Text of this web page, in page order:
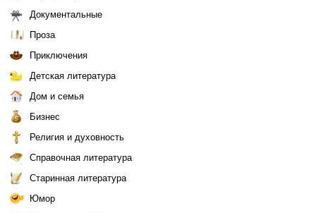
Документальные
Проза
Приключения
Детская литература
Дом и семья
Бизнес
Религия и духовность
Справочная литература
Старинная литература
Юмор